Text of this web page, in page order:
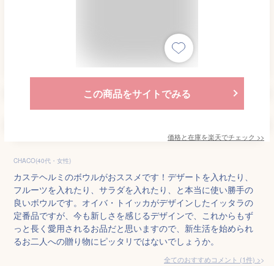
この商品をサイトでみる
価格と在庫を楽天でチェック >>
CHACO(40代・女性)
カステヘルミのボウルがおススメです！デザートを入れたり、
フルーツを入れたり、サラダを入れたり、と本当に使い勝手の
良いボウルです。オイバ・トイッカがデザインしたイッタラの
定番品ですが、今も新しさを感じるデザインで、これからもず
っと長く愛用されるお品だと思いますので、新生活を始められ
るお二人への贈り物にピッタリではないでしょうか。
全てのおすすめコメント (1件) >